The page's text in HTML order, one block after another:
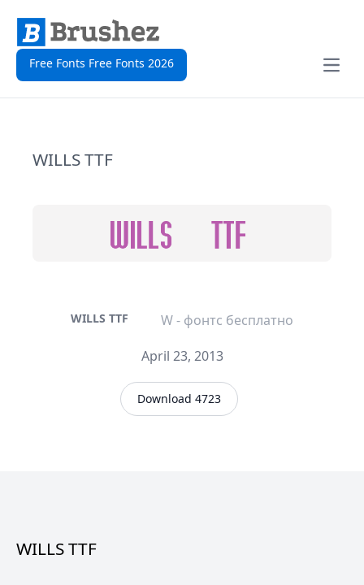
Free Fonts Free Fonts 2026
Open
WILLS TTF
WILLS TTF
W - фонтс бесплатно
April 23, 2013
Download 4723
WILLS TTF